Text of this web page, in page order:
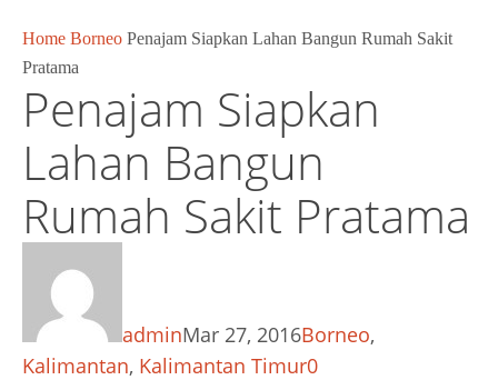
Home Borneo Penajam Siapkan Lahan Bangun Rumah Sakit
Pratama
Penajam Siapkan
Lahan Bangun
Rumah Sakit Pratama
adminMar 27, 2016Borneo,
Kalimantan, Kalimantan Timur0